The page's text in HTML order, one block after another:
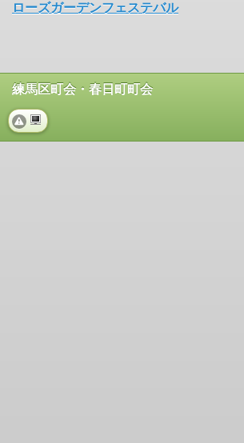
ローズガーデンフェステバル
練馬区町会・春日町町会